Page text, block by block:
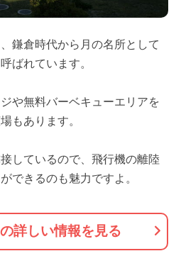
鎌倉時代から月の名所として
ばれています。
や無料バーベキューエリアを
もあります。
しているので、飛行機の離陸
できるのも魅力ですよ。
詳しい情報を見る